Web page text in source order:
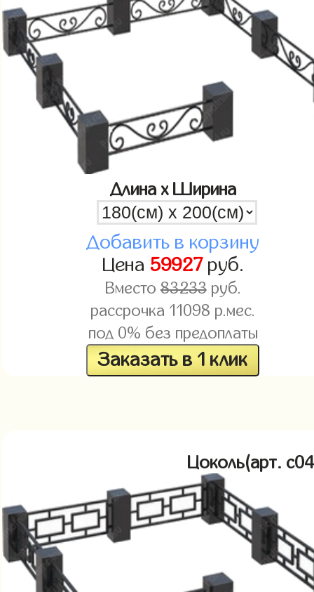
Длина x Ширина
Добавить в корзину
Цена 59927руб.
Вместо83233руб.
рассрочка 11098 р.мес.
под 0% без предоплаты
Заказать в 1 клик
Цоколь(арт.